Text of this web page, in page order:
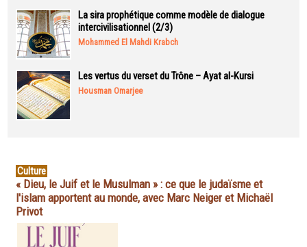
La sira prophétique comme modèle de dialogue
intercivilisationnel (2/3)
Mohammed El Mahdi Krabch
Les vertus du verset du Trône – Ayat al-Kursi
Housman Omarjee
Culture
« Dieu, le Juif et le Musulman » : ce que le judaïsme et
l'islam apportent au monde, avec Marc Neiger et Michaël
Privot